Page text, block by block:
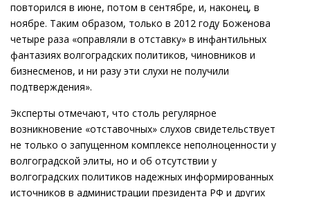
повторился в июне, потом в сентябре, и, наконец, в
ноябре. Таким образом, только в 2012 году Боженова
четыре раза «оправляли в отставку» в инфантильных
фантазиях волгоградских политиков, чиновников и
бизнесменов, и ни разу эти слухи не получили
подтверждения».
Эксперты отмечают, что столь регулярное
возникновение «отставочных» слухов свидетельствует
не только о запущенном комплексе неполноценности у
волгоградской элиты, но и об отсутствии у
волгоградских политиков надежных информированных
источников в администрации президента РФ и других